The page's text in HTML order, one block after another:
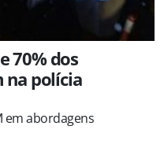
70% dos
na polícia
em abordagens